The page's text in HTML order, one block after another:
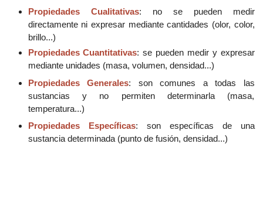
Propiedades Cualitativas: no se pueden medir
directamente ni expresar mediante cantidades (olor, color,
brillo...)
Propiedades Cuantitativas: se pueden medir y expresar
mediante unidades (masa, volumen, densidad...)
Propiedades Generales: son comunes a todas las
sustancias y no permiten determinarla (masa,
temperatura...)
Propiedades Específicas:
son específicas de una
sustancia determinada (punto de fusión, densidad...)